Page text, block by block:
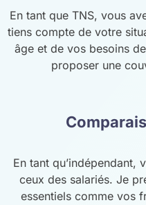
En tant que TNS, vous
tiens compte de votre
âge et de vos besoins
proposer une
En tant qu’indépendant,
ceux des salariés. Je
essentiels comme vos